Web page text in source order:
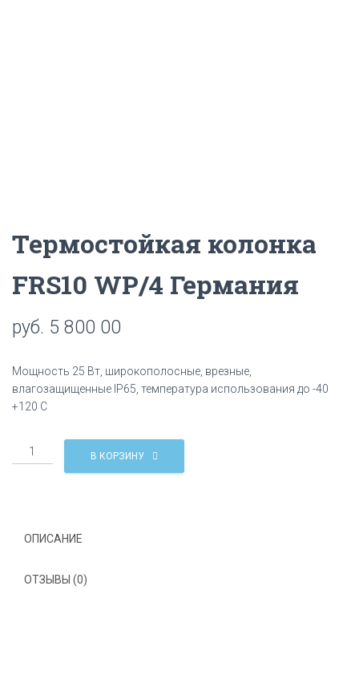
Термостойкая колонка
FRS10 WP/4 Германия
руб. 5 800 00
Мощность 25 Вт, широкополосные, врезные,
влагозащищенные IP65, температура использования до -40
+120 C
Количество
Термостойкая
Германия
В КОРЗИНУ
ОПИСАНИЕ
ОТЗЫВЫ (0)